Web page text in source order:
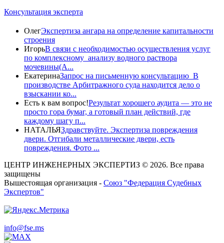
Консультация эксперта
ОлегЭкспертиза ангара на определение капитальности
строения
ИгорьВ связи с необходимостью осуществления услуг
по комплексному анализу водного раствора
мочевины(A...
ЕкатеринаЗапрос на письменную консультацию В
производстве Арбитражного суда находится дело о
взыскании ко...
Есть к вам вопрос!Результат хорошего аудита — это не
просто гора бумаг, а готовый план действий, где
каждому шагу п...
НАТАЛЬЯЗдравствуйте. Экспертиза повреждения
двери. Отгибали металлические двери, есть
повреждения. Фото ...
ЦЕНТР ИНЖЕНЕРНЫХ ЭКСПЕРТИЗ © 2026. Все права
защищены
Вышестоящая организация - Союз "Федерация Судебных
Экспертов"
info@fse.ms